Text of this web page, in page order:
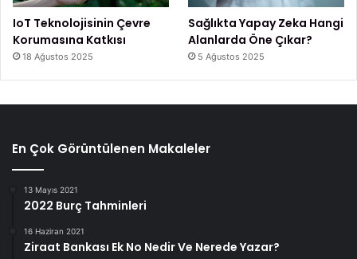
IoT Teknolojisinin Çevre
Korumasına Katkısı
18 Ağustos 2025
Sağlıkta Yapay Zeka Hangi
Alanlarda Öne Çıkar?
5 Ağustos 2025
En Çok Görüntülenen Makaleler
13 Mayıs 2021
2022 Burç Tahminleri
16 Haziran 2021
Ziraat Bankası Ek No Nedir Ve Nerede Yazar?